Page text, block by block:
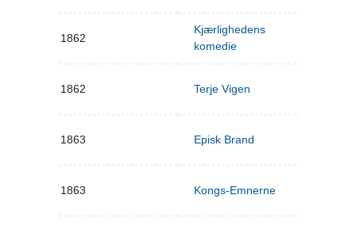
1862
Kjærlighedens
komedie
1862 Terje Vigen
1863 Episk Brand
1863 Kongs-Emnerne